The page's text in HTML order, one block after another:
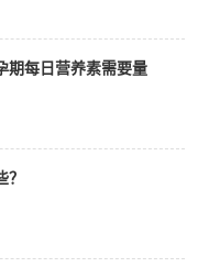
期每日营养素需要量